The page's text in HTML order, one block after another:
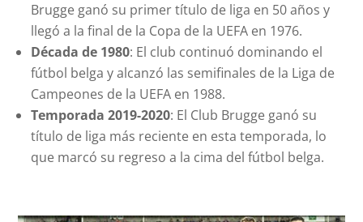
Brugge ganó su primer título de liga en 50 años y
llegó a la final de la Copa de la UEFA en 1976.
Década de 1980: El club continuó dominando el
fútbol belga y alcanzó las semifinales de la Liga de
Campeones de la UEFA en 1988.
Temporada 2019-2020: El Club Brugge ganó su
título de liga más reciente en esta temporada, lo
que marcó su regreso a la cima del fútbol belga.